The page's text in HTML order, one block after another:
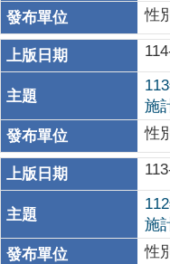
性
施
性
施
性